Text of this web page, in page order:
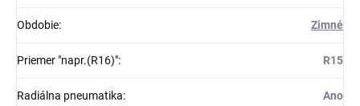
Obdobie: Zimné
Priemer "napr.(R16)": R15
Radiálna pneumatika: Ano